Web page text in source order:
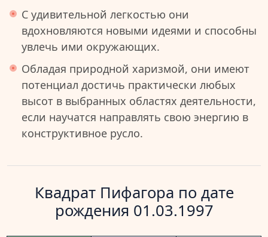
С удивительной легкостью они
вдохновляются новыми идеями и способны
увлечь ими окружающих.
Обладая природной харизмой, они имеют
потенциал достичь практически любых
высот в выбранных областях деятельности,
если научатся направлять свою энергию в
конструктивное русло.
Квадрат Пифагора по дате
рождения 01.03.1997